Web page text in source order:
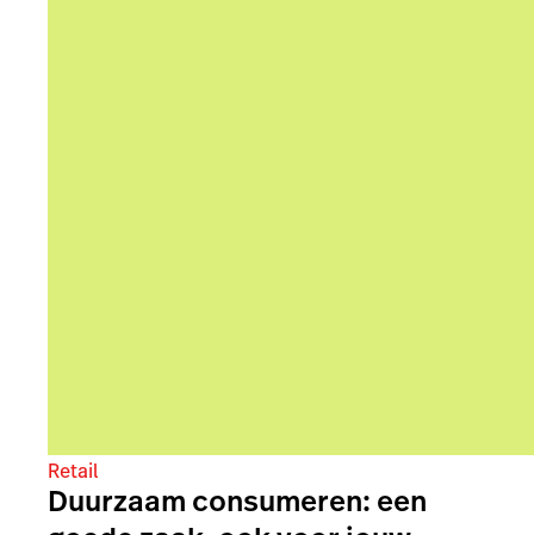
Retail
Duurzaam consumeren: een